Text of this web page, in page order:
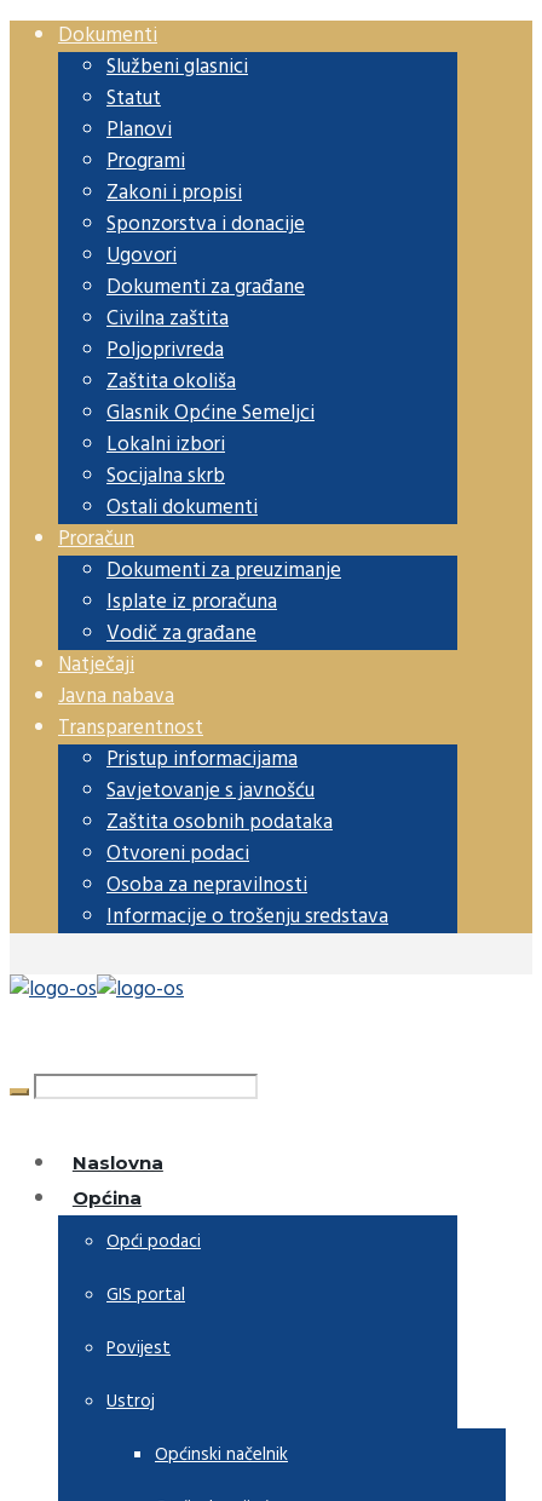
Dokumenti
Službeni glasnici
Statut
Planovi
Programi
Zakoni i propisi
Sponzorstva i donacije
Ugovori
Dokumenti za građane
Civilna zaštita
Poljoprivreda
Zaštita okoliša
Glasnik Općine Semeljci
Lokalni izbori
Socijalna skrb
Ostali dokumenti
Proračun
Dokumenti za preuzimanje
Isplate iz proračuna
Vodič za građane
Natječaji
Javna nabava
Transparentnost
Pristup informacijama
Savjetovanje s javnošću
Zaštita osobnih podataka
Otvoreni podaci
Osoba za nepravilnosti
Informacije o trošenju sredstava
Naslovna
Općina
Opći podaci
GIS portal
Povijest
Ustroj
Općinski načelnik